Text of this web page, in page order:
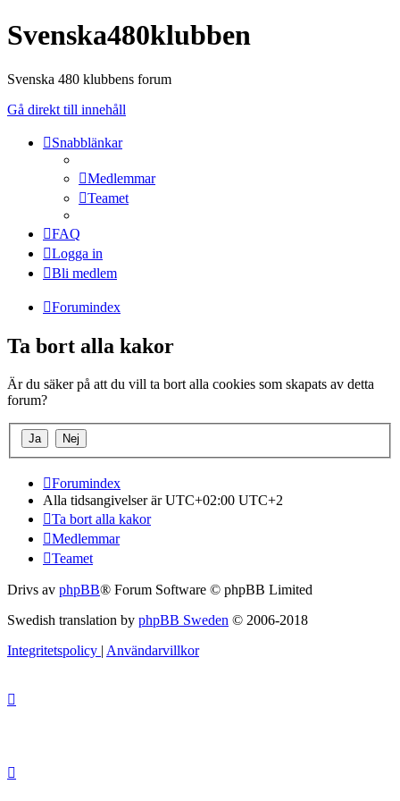
Svenska480klubben
Svenska 480 klubbens forum
Gå direkt till innehåll
Snabblänkar
Medlemmar
Teamet
FAQ
Logga in
Bli medlem
Forumindex
Ta bort alla kakor
Är du säker på att du vill ta bort alla cookies som skapats av detta
forum?
Forumindex
Alla tidsangivelser är UTC+02:00 UTC+2
Ta bort alla kakor
Medlemmar
Teamet
Drivs av phpBB® Forum Software © phpBB Limited
Swedish translation by phpBB Sweden © 2006-2018
Integritetspolicy | Användarvillkor